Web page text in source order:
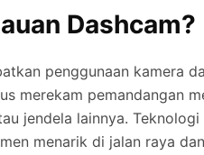
Dashcam?
penggunaan kamera
merekam pemandangan
jendela lainnya.
menarik di jalan raya